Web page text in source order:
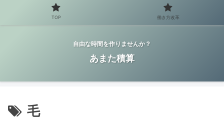
自由な時間を作りませんか？
あまた積算
毛
TOP 働き方改革